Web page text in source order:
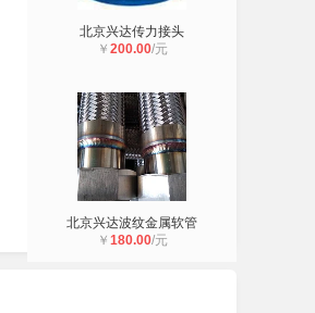
北京兴达传力接头
￥ 200.00/元
北京兴达波纹金属软管
￥ 180.00/元